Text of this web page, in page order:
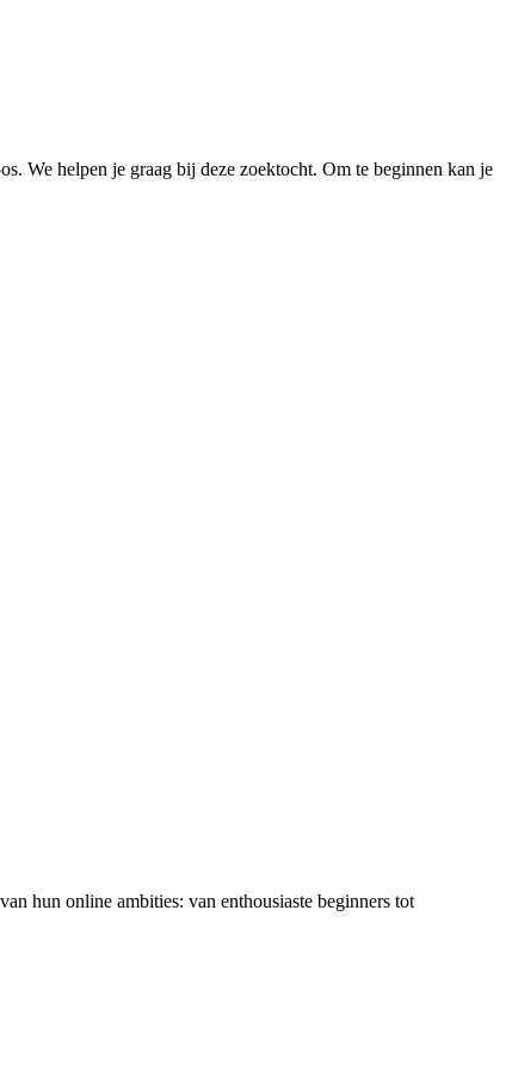
We helpen je graag bij deze zoektocht. Om te beginnen kan je
hun online ambities: van enthousiaste beginners tot